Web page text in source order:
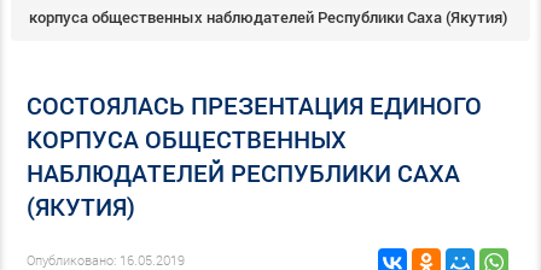
корпуса общественных наблюдателей Республики Саха (Якутия)
СОСТОЯЛАСЬ ПРЕЗЕНТАЦИЯ ЕДИНОГО
КОРПУСА ОБЩЕСТВЕННЫХ
НАБЛЮДАТЕЛЕЙ РЕСПУБЛИКИ САХА
(ЯКУТИЯ)
Опубликовано: 16.05.2019